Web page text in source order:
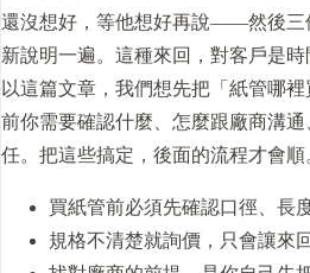
還沒想好，等他想好再說——然後三
新說明一遍。這種來回，對客戶是
以這篇文章，我們想先把「紙管哪
前你需要確認什麼、怎麼跟廠商溝
任。把這些搞定，後面的流程才會順
買紙管前必須先確認口徑、長度
規格不清楚就詢價，只會讓來